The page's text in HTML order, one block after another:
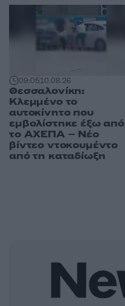
09:0510.08.26
Θεσσαλονίκη:
Κλεμμένο το
αυτοκίνητο που
εμβολίστηκε έξω από
το ΑΧΕΠΑ – Νέο
βίντεο ντοκουμέντο
από τη καταδίωξη